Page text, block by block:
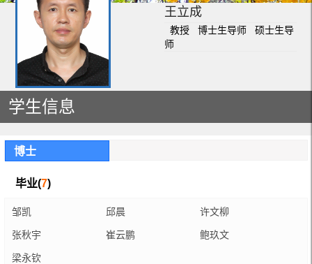
王立成
教授 博士生导师 硕士生导
师
学生信息
博士
毕业(7)
邹凯 邱晨 许文柳
张秋宇 崔云鹏 鲍玖文
梁永钦